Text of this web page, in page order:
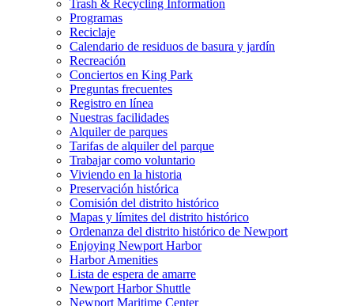
Trash & Recycling Information
Programas
Reciclaje
Calendario de residuos de basura y jardín
Recreación
Conciertos en King Park
Preguntas frecuentes
Registro en línea
Nuestras facilidades
Alquiler de parques
Tarifas de alquiler del parque
Trabajar como voluntario
Viviendo en la historia
Preservación histórica
Comisión del distrito histórico
Mapas y límites del distrito histórico
Ordenanza del distrito histórico de Newport
Enjoying Newport Harbor
Harbor Amenities
Lista de espera de amarre
Newport Harbor Shuttle
Newport Maritime Center